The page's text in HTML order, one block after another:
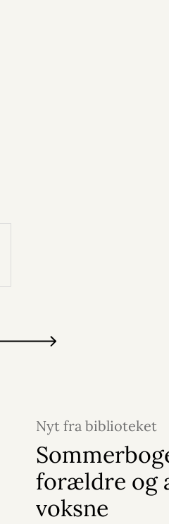
Nyt fra biblioteket
forældre og
voksne